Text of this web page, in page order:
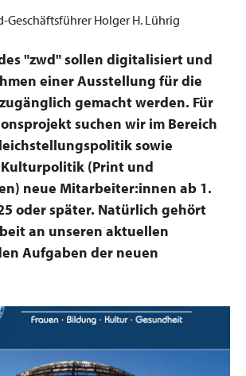
Geschäftsführer Holger H. Lührig
"zwd" sollen digitalisiert und
einer Ausstellung für die
gemacht werden. Für
suchen wir im Bereich
sowie
(Print und
neue Mitarbeiter:innen ab 1.
oder später. Natürlich gehört
an unseren aktuellen
Aufgaben der neuen